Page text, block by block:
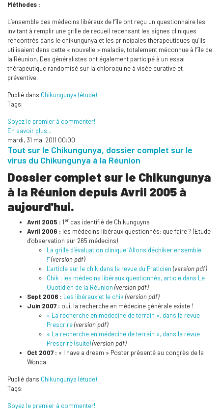
Méthodes :
L’ensemble des médecins libéraux de l’île ont reçu un questionnaire les
invitant à remplir une grille de recueil recensant les signes cliniques
rencontrés dans le chikungunya et les principales thérapeutiques qu’ils
utilisaient dans cette « nouvelle » maladie, totalement méconnue à l’île de
la Réunion. Des généralistes ont également participé à un essai
thérapeutique randomisé sur la chloroquine à visée curative et
préventive.
Publié dans Chikungunya (étude)
Tags:
Soyez le premier à commenter!
En savoir plus...
mardi, 31 mai 2011 00:00
Tout sur le Chikungunya, dossier complet sur le
virus du Chikungunya à la Réunion
Dossier complet sur le Chikungunya
à la Réunion depuis Avril 2005 à
aujourd'hui.
Avril 2005 : 1er cas identifié de Chikunguyna
Avril 2006 : les médecins libéraux questionnés: que faire ? (Etude
d’observation sur 265 médecins)
La grille d’évaluation clinique "Allons déchiker ensemble
!"(version pdf)
L'article sur le chik dans la revue du Praticien (version pdf)
Chik : les médecins libéraux questionnés, article dans Le
Quotidien de la Réunion (version pdf)
Sept 2006 : Les libéraux et le chik (version pdf)
Juin 2007 : oui, la recherche en médecine générale existe !
« La recherche en médecine de terrain », dans la revue
Prescrire(version pdf)
« La recherche en médecine de terrain », dans la revue
Prescrire (suite)(version pdf)
Oct 2007 : « I have a dream » Poster présenté au congrès de la
Wonca
Publié dans Chikungunya (étude)
Tags:
Soyez le premier à commenter!